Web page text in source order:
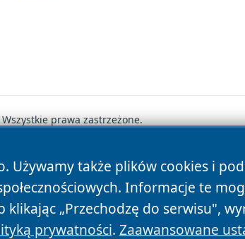
Używamy także plików cookies i
Informacje te
„Przechodzę do serwisu",
prywatności. Zaawansowane
prawa zastrzeżone.
Polityka Cookies